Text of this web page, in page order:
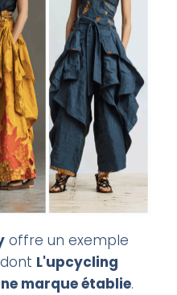
offre un exemple
L'upcycling
marque établie.